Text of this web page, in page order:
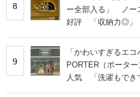
8
ー全部入る」 ノー
好評 「収納力◎」
9
「かわいすぎるエ
PORTER（ポータ
人気 「洗濯もでき